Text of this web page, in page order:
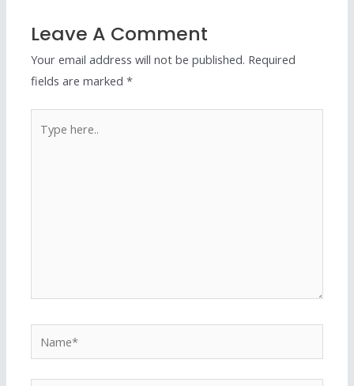
Leave A Comment
Your email address will not be published. Required
fields are marked*